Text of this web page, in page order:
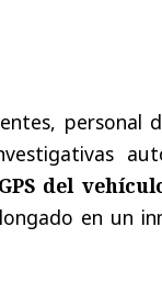
personal
del
en un